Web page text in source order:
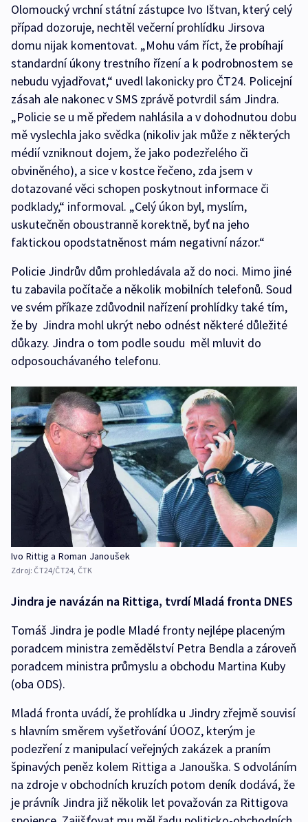
Olomoucký vrchní státní zástupce Ivo Ištvan, který celý
případ dozoruje, nechtěl večerní prohlídku Jirsova
domu nijak komentovat. „Mohu vám říct, že probíhají
standardní úkony trestního řízení a k podrobnostem se
nebudu vyjadřovat,“ uvedl lakonicky pro ČT24. Policejní
zásah ale nakonec v SMS zprávě potvrdil sám Jindra.
„Policie se u mě předem nahlásila a v dohodnutou dobu
mě vyslechla jako svědka (nikoliv jak může z některých
médií vzniknout dojem, že jako podezřelého či
obviněného), a sice v kostce řečeno, zda jsem v
dotazované věci schopen poskytnout informace či
podklady,“ informoval. „Celý úkon byl, myslím,
uskutečněn oboustranně korektně, byť na jeho
faktickou opodstatněnost mám negativní názor.“
Policie Jindrův dům prohledávala až do noci. Mimo jiné
tu zabavila počítače a několik mobilních telefonů. Soud
ve svém příkaze zdůvodnil nařízení prohlídky také tím,
že by Jindra mohl ukrýt nebo odnést některé důležité
důkazy. Jindra o tom podle soudu měl mluvit do
odposouchávaného telefonu.
Ivo Rittig a Roman Janoušek
Zdroj: ČT24/ČT24, ČTK
Jindra je navázán na Rittiga, tvrdí Mladá fronta DNES
Tomáš Jindra je podle Mladé fronty nejlépe placeným
poradcem ministra zemědělství Petra Bendla a zároveň
poradcem ministra průmyslu a obchodu Martina Kuby
(oba ODS).
Mladá fronta uvádí, že prohlídka u Jindry zřejmě souvisí
s hlavním směrem vyšetřování ÚOOZ, kterým je
podezření z manipulací veřejných zakázek a praním
špinavých peněz kolem Rittiga a Janouška. S odvoláním
na zdroje v obchodních kruzích potom deník dodává, že
je právník Jindra již několik let považován za Rittigova